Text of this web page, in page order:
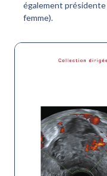
également présidente
femme).